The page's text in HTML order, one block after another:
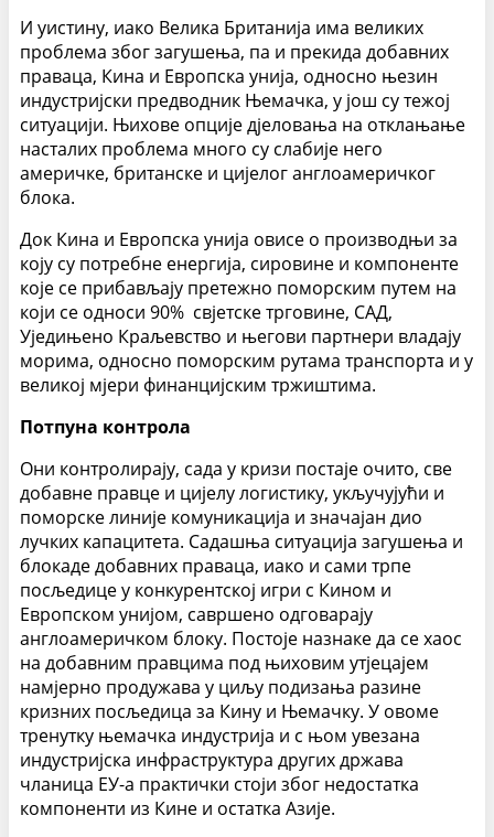
И уистину, иако Велика Британија има великих
проблема због загушења, па и прекида добавних
праваца, Кина и Европска унија, односно њезин
индустријски предводник Њемачка, у још су тежој
ситуацији. Њихове опције дјеловања на отклањање
насталих проблема много су слабије него
америчке, британске и цијелог англоамеричког
блока.
Док Кина и Европска унија овисе о производњи за
коју су потребне енергија, сировине и компоненте
које се прибављају претежно поморским путем на
који се односи 90% свјетске трговине, САД,
Уједињено Краљевство и његови партнери владају
морима, односно поморским рутама транспорта и у
великој мјери финанцијским тржиштима.
Потпуна контрола
Они контролирају, сада у кризи постаје очито, све
добавне правце и цијелу логистику, укључујући и
поморске линије комуникација и значајан дио
лучких капацитета. Садашња ситуација загушења и
блокаде добавних праваца, иако и сами трпе
посљедице у конкурентској игри с Кином и
Европском унијом, савршено одговарају
англоамеричком блоку. Постоје назнаке да се хаос
на добавним правцима под њиховим утјецајем
намјерно продужава у циљу подизања разине
кризних посљедица за Кину и Њемачку. У овоме
тренутку њемачка индустрија и с њом увезана
индустријска инфраструктура других држава
чланица ЕУ-а практички стоји због недостатка
компоненти из Кине и остатка Азије.